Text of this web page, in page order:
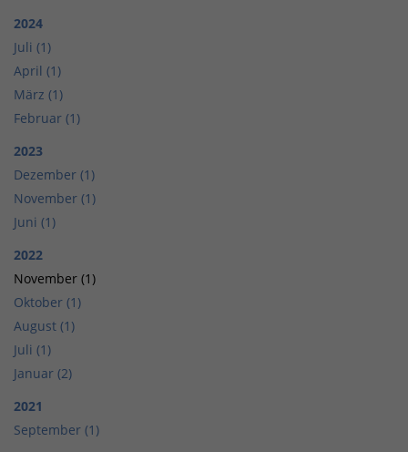
2024
Juli (1)
April (1)
März (1)
Februar (1)
2023
Dezember (1)
November (1)
Juni (1)
2022
November (1)
Oktober (1)
August (1)
Juli (1)
Januar (2)
2021
September (1)